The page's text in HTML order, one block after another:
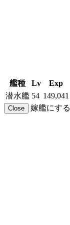
艦種 Lv Exp
潜水艦 54 149,041
Close 嫁艦にする